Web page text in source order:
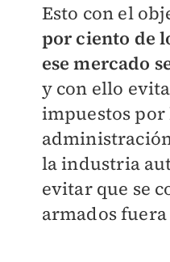
Esto con el
por ciento de
ese mercado
y con ello
impuestos por
la industria
evitar que se
armados fuera